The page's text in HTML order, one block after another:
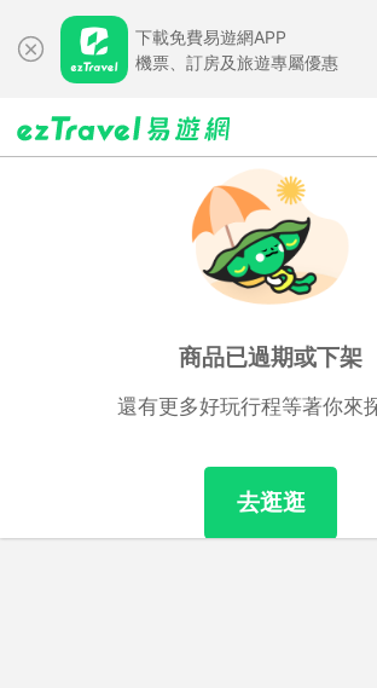
下載免費易遊網APP
機票、訂房及旅遊專屬優惠
商品已過期或下架
還有更多好玩行程等著你來
去逛逛